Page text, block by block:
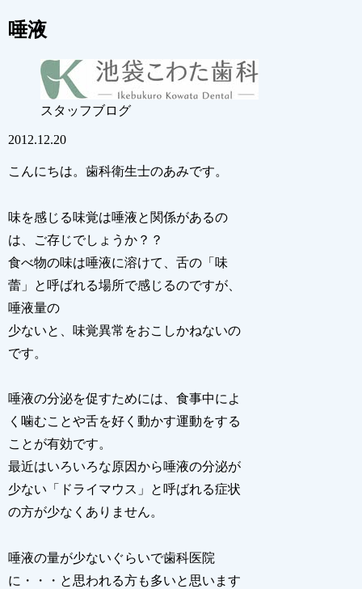
唾液
スタッフブログ
2012.12.20
こんにちは。歯科衛生士のあみです。
味を感じる味覚は唾液と関係があるの
は、ご存じでしょうか？？
食べ物の味は唾液に溶けて、舌の「味
蕾」と呼ばれる場所で感じるのですが、
唾液量の
少ないと、味覚異常をおこしかねないの
です。
唾液の分泌を促すためには、食事中によ
く噛むことや舌を好く動かす運動をする
ことが有効です。
最近はいろいろな原因から唾液の分泌が
少ない「ドライマウス」と呼ばれる症状
の方が少なくありません。
唾液の量が少ないぐらいで歯科医院
に・・・と思われる方も多いと思います